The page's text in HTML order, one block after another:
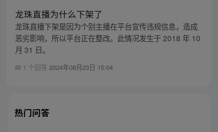
龙珠直播为什么下架了
龙珠直播下架是因为个别主播在平台宣传违规信息，造成
恶劣影响，所以平台正在整改。此情况发生于 2018 年 10
月 31 日。
1 个回答 2024年08月23日 15:04
热门问答